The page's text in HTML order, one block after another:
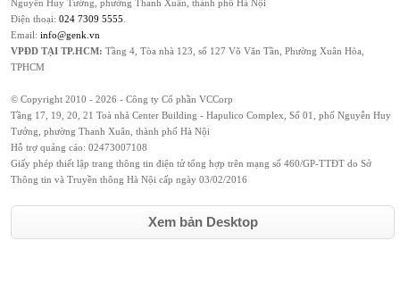
Nguyễn Huy Tưởng, phường Thanh Xuân, thành phố Hà Nội
Điện thoại: 024 7309 5555
Email: info@genk.vn
VPĐD TẠI TP.HCM: Tầng 4, Tòa nhà 123, số 127 Võ Văn Tần, Phường Xuân Hòa,
TPHCM
© Copyright 2010 - 2026 - Công ty Cổ phần VCCorp
Tầng 17, 19, 20, 21 Toà nhà Center Building - Hapulico Complex, Số 01, phố Nguyễn Huy
Tưởng, phường Thanh Xuân, thành phố Hà Nội
Hỗ trợ quảng cáo: 02473007108
Giấy phép thiết lập trang thông tin điện tử tổng hợp trên mạng số 460/GP-TTĐT do Sở
Thông tin và Truyền thông Hà Nội cấp ngày 03/02/2016
Xem bản Desktop